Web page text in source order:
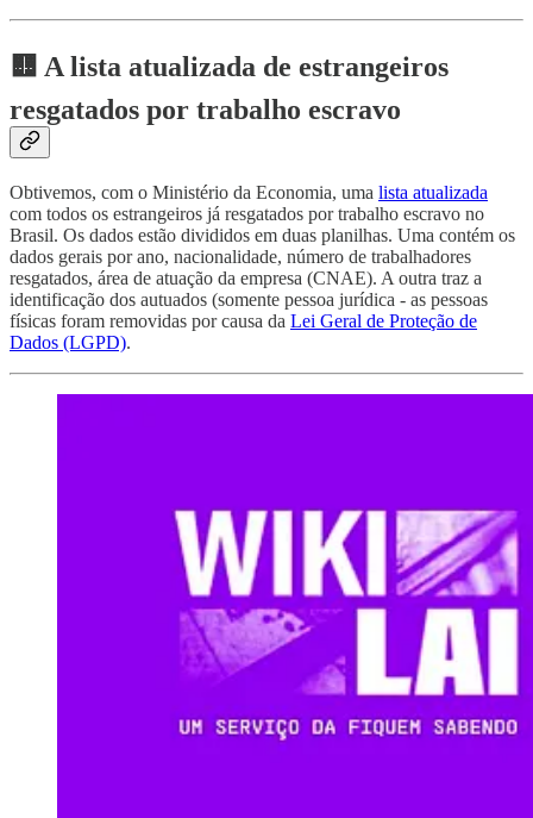
🟨 A lista atualizada de estrangeiros
resgatados por trabalho escravo
Obtivemos, com o Ministério da Economia, uma lista atualizada
com todos os estrangeiros já resgatados por trabalho escravo no
Brasil. Os dados estão divididos em duas planilhas. Uma contém os
dados gerais por ano, nacionalidade, número de trabalhadores
resgatados, área de atuação da empresa (CNAE). A outra traz a
identificação dos autuados (somente pessoa jurídica - as pessoas
físicas foram removidas por causa da Lei Geral de Proteção de
Dados (LGPD).